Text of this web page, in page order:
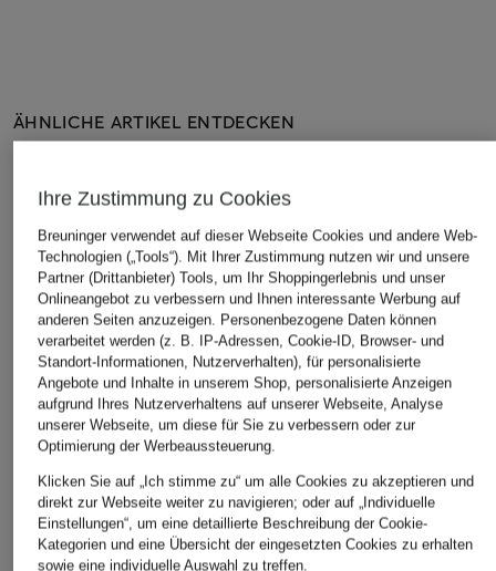
ÄHNLICHE ARTIKEL ENTDECKEN
Ihre Zustimmung zu Cookies
Breuninger verwendet auf dieser Webseite Cookies und andere Web-
Technologien („Tools“). Mit Ihrer Zustimmung nutzen wir und unsere
Partner (Drittanbieter) Tools, um Ihr Shoppingerlebnis und unser
Onlineangebot zu verbessern und Ihnen interessante Werbung auf
anderen Seiten anzuzeigen. Personenbezogene Daten können
verarbeitet werden (z. B. IP-Adressen, Cookie-ID, Browser- und
Standort-Informationen, Nutzerverhalten), für personalisierte
Angebote und Inhalte in unserem Shop, personalisierte Anzeigen
aufgrund Ihres Nutzerverhaltens auf unserer Webseite, Analyse
unserer Webseite, um diese für Sie zu verbessern oder zur
Optimierung der Werbeaussteuerung.
Klicken Sie auf „Ich stimme zu“ um alle Cookies zu akzeptieren und
direkt zur Webseite weiter zu navigieren; oder auf „Individuelle
Einstellungen“, um eine detaillierte Beschreibung der Cookie-
Kategorien und eine Übersicht der eingesetzten Cookies zu erhalten
sowie eine individuelle Auswahl zu treffen.